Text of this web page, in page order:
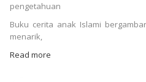
pengetahuan
Buku cerita anak Islami
menarik,
Read more